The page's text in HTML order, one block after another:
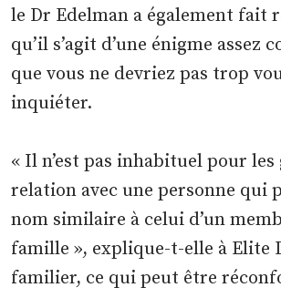
le Dr Edelman a également fait
qu’il s’agit d’une énigme assez
que vous ne devriez pas trop
inquiéter.
« Il n’est pas inhabituel pour les
relation avec une personne qui
nom similaire à celui d’un
famille », explique-t-elle à Elite
familier, ce qui peut être